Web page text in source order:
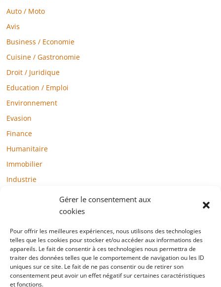
Gérer le consentement aux
cookies
Pour offrir les meilleures expériences, nous utilisons des technologies
telles que les cookies pour stocker et/ou accéder aux informations des
appareils. Le fait de consentir à ces technologies nous permettra de
traiter des données telles que le comportement de navigation ou les ID
uniques sur ce site. Le fait de ne pas consentir ou de retirer son
consentement peut avoir un effet négatif sur certaines caractéristiques
et fonctions.
Auto / Moto
Avis
Business / Economie
Cuisine / Gastronomie
Droit / Juridique
Education / Emploi
Environnement
Evasion
Finance
Humanitaire
Immobilier
Industrie
Mode / Beauté / Bien-être
Santé
Société